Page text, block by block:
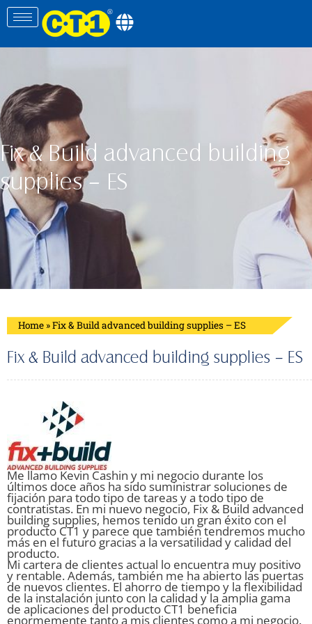
Fix & Build advanced building
supplies – ES
Home »Fix & Build advanced building supplies – ES
Fix & Build advanced building supplies – ES
Me llamo Kevin Cashin y mi negocio durante los
últimos doce años ha sido suministrar soluciones de
fijación para todo tipo de tareas y a todo tipo de
contratistas. En mi nuevo negocio, Fix & Build advanced
building supplies, hemos tenido un gran éxito con el
producto CT1 y parece que también tendremos mucho
más en el futuro gracias a la versatilidad y calidad del
producto.
Mi cartera de clientes actual lo encuentra muy positivo
y rentable. Además, también me ha abierto las puertas
de nuevos clientes. El ahorro de tiempo y la flexibilidad
de la instalación junto con la calidad y la amplia gama
de aplicaciones del producto CT1 beneficia
enormemente tanto a mis clientes como a mi negocio.